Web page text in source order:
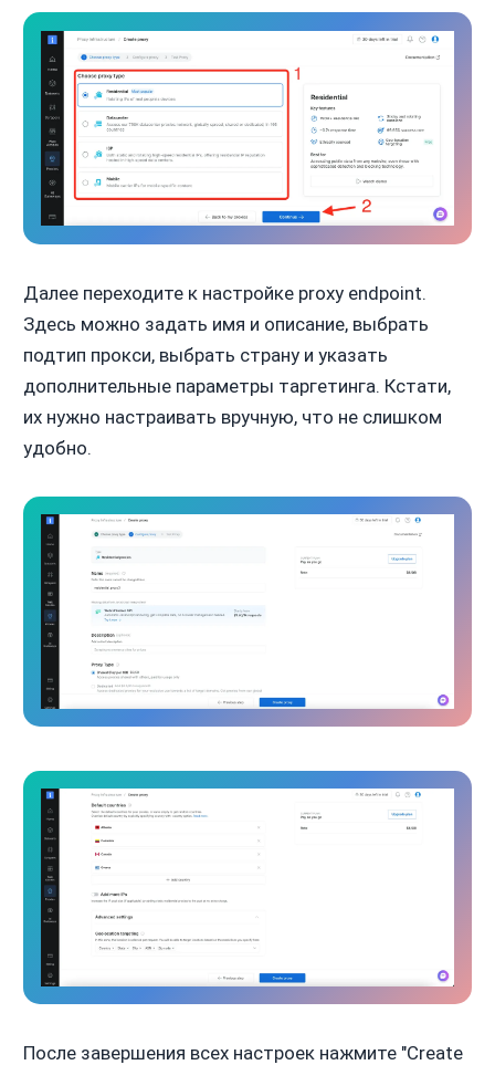
Далее переходите к настройке proxy endpoint.
Здесь можно задать имя и описание, выбрать
подтип прокси, выбрать страну и указать
дополнительные параметры таргетинга. Кстати,
их нужно настраивать вручную, что не слишком
удобно.
После завершения всех настроек нажмите "Create